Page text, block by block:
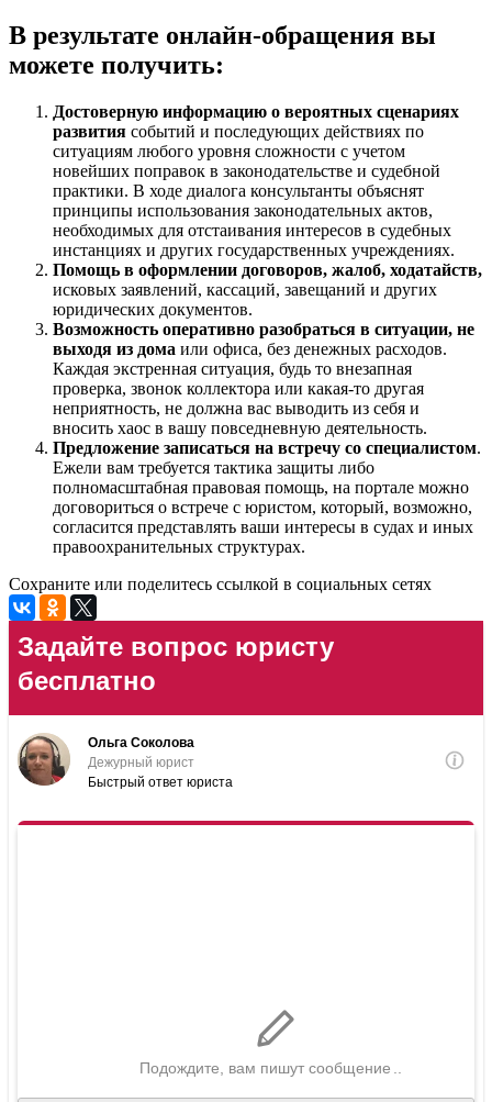
В результате онлайн-обращения вы
можете получить:
Достоверную информацию о вероятных сценариях
развития событий и последующих действиях по
ситуациям любого уровня сложности с учетом
новейших поправок в законодательстве и судебной
практики. В ходе диалога консультанты объяснят
принципы использования законодательных актов,
необходимых для отстаивания интересов в судебных
инстанциях и других государственных учреждениях.
Помощь в оформлении договоров, жалоб, ходатайств,
исковых заявлений, кассаций, завещаний и других
юридических документов.
Возможность оперативно разобраться в ситуации, не
выходя из дома или офиса, без денежных расходов.
Каждая экстренная ситуация, будь то внезапная
проверка, звонок коллектора или какая-то другая
неприятность, не должна вас выводить из себя и
вносить хаос в вашу повседневную деятельность.
Предложение записаться на встречу со специалистом.
Ежели вам требуется тактика защиты либо
полномасштабная правовая помощь, на портале можно
договориться о встрече с юристом, который, возможно,
согласится представлять ваши интересы в судах и иных
правоохранительных структурах.
Сохраните или поделитесь ссылкой в социальных сетях